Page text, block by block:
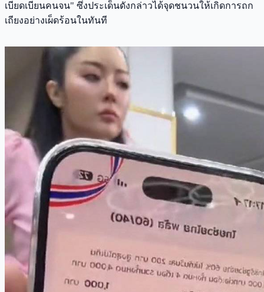
เบียดเบียนคนจน" ซึ่งประเด็นดังกล่าวได้จุดชนวนให้เกิดการถก
เถียงอย่างเผ็ดร้อนในทันที